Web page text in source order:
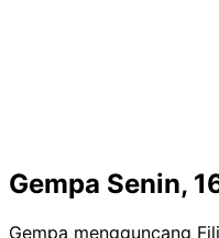
Gempa Senin,
Gempa mengguncang